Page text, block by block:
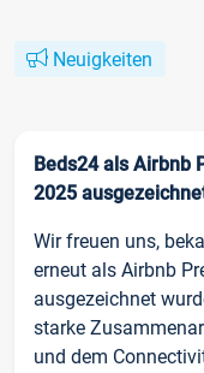
Neuigkeiten
Beds24 als Airbnb
2025
Wir freuen uns,
erneut als Airbnb
ausgezeichnet
starke
und dem